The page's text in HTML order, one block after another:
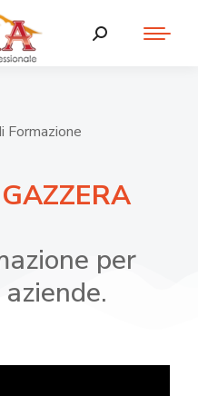
Formazione
GAZZERA
per